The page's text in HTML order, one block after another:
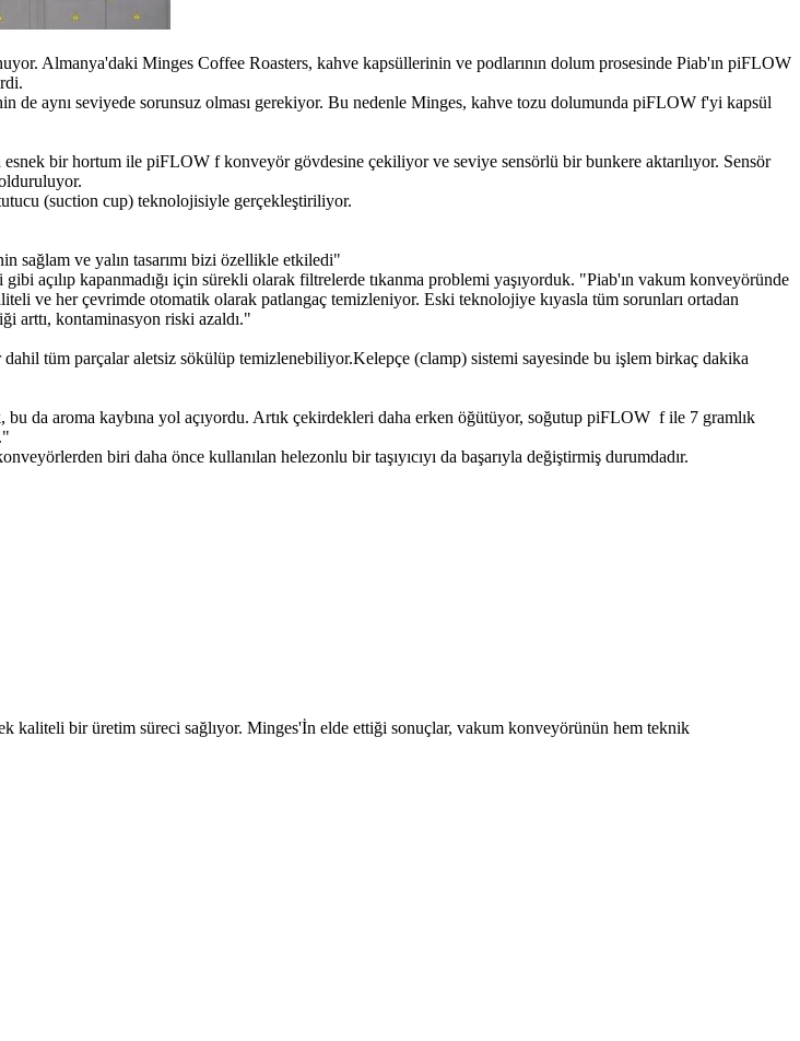
Almanya'daki Minges Coffee Roasters, kahve kapsüllerinin ve podlarının dolum prosesinde Piab'ın piFLOW
de aynı seviyede sorunsuz olması gerekiyor. Bu nedenle Minges, kahve tozu dolumunda piFLOW f'yi kapsül
bir hortum ile piFLOW f konveyör gövdesine çekiliyor ve seviye sensörlü bir bunkere aktarılıyor. Sensör
(suction cup) teknolojisiyle gerçekleştiriliyor.
sağlam ve yalın tasarımı bizi özellikle etkiledi"
açılıp kapanmadığı için sürekli olarak filtrelerde tıkanma problemi yaşıyorduk. "Piab'ın vakum konveyöründe
ve her çevrimde otomatik olarak patlangaç temizleniyor. Eski teknolojiye kıyasla tüm sorunları ortadan
arttı, kontaminasyon riski azaldı."
tüm parçalar aletsiz sökülüp temizlenebiliyor.Kelepçe (clamp) sistemi sayesinde bu işlem birkaç dakika
da aroma kaybına yol açıyordu. Artık çekirdekleri daha erken öğütüyor, soğutup piFLOW f ile 7 gramlık
biri daha önce kullanılan helezonlu bir taşıyıcıyı da başarıyla değiştirmiş durumdadır.
kaliteli bir üretim süreci sağlıyor. Minges'İn elde ettiği sonuçlar, vakum konveyörünün hem teknik